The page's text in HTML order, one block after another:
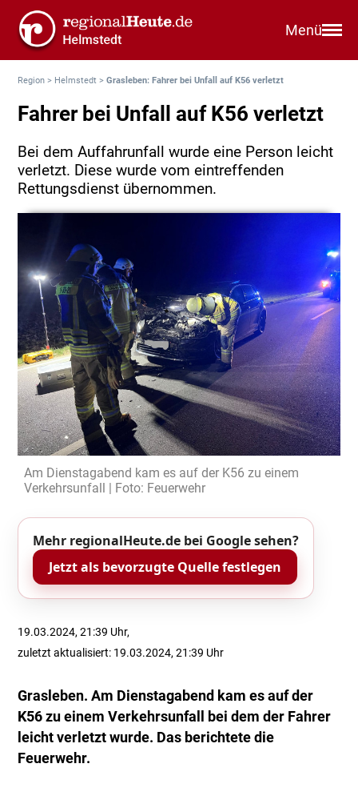
Menü
Region > Helmstedt >Grasleben: Fahrer bei Unfall auf K56 verletzt
Fahrer bei Unfall auf K56 verletzt
Bei dem Auffahrunfall wurde eine Person leicht
verletzt. Diese wurde vom eintreffenden
Rettungsdienst übernommen.
Am Dienstagabend kam es auf der K56 zu einem
Verkehrsunfall | Foto: Feuerwehr
Mehr regionalHeute.de bei Google sehen?
Jetzt als bevorzugte Quelle festlegen
19.03.2024, 21:39 Uhr,
zuletzt aktualisiert: 19.03.2024, 21:39 Uhr
Grasleben. Am Dienstagabend kam es auf der
K56 zu einem Verkehrsunfall bei dem der Fahrer
leicht verletzt wurde. Das berichtete die
Feuerwehr.